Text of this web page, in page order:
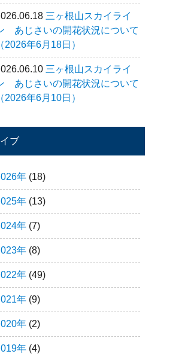
三ヶ根山スカイライ
あじさいの開花状況について
（2026年6月18日）
三ヶ根山スカイライ
あじさいの開花状況について
（2026年6月10日）
ブ
年 (18)
年 (13)
年 (7)
年 (8)
年 (49)
年 (9)
年 (2)
年 (4)